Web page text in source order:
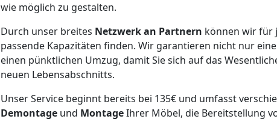
wie möglich zu gestalten.
Durch unser breites Netzwerk an Partnern können wir für
passende Kapazitäten finden. Wir garantieren nicht nur
einen pünktlichen Umzug, damit Sie sich auf das
neuen Lebensabschnitts.
Unser Service beginnt bereits bei 135€ und umfasst
Demontage und MontageIhrer Möbel, die Bereitstellung